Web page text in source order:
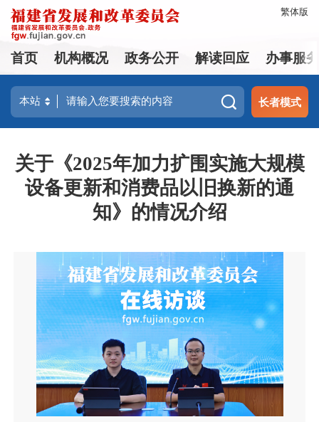
繁体版
首页 机构概况 政务公开 解读回应 办事服
长者模式
关于《2025年加力扩围实施大规模
设备更新和消费品以旧换新的通
知》的情况介绍